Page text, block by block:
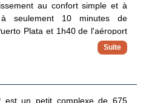
au confort simple et à
à seulement 10 minutes de
Plata et 1h40 de l'aéroport
est un petit complexe de 675